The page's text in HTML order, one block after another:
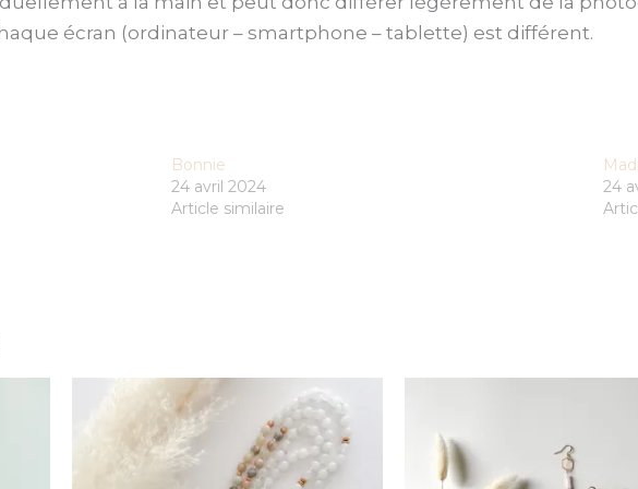
écran (ordinateur – smartphone – tablette) est différent.
Bonnie
24 avril 2024
Article similaire
24
Ce
produit
a
plusieurs